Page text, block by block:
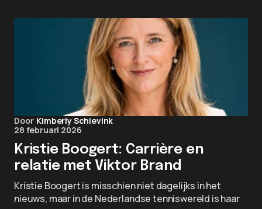
Door Kimberly Schievink
28 februari 2026
Kristie Boogert: Carrière en
relatie met Viktor Brand
Kristie Boogert is misschien niet dagelijks in het
nieuws, maar in de Nederlandse tenniswereld is haar